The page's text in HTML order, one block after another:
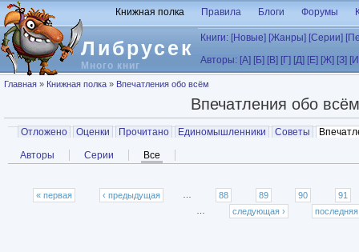
Перейти к основному содержанию
Либрусек
Много книг
Книжная полка Правила Блоги Форумы
Книги: [Новые] [Жанры] [Серии]
Авторы: [А] [Б] [В] [Г] [Д] [Е] [Ж] [З]
Вы здесь
Главная » Книжная полка » Впечатления обо всём
Впечатления обо всём
Главные вкладки
Отложено Оценки Прочитано Единомышленники Советы
Вторичные вкладки
Авторы Серии Все
Страницы
« первая ‹ предыдущая … 88 89 90
91
…
следующая ›